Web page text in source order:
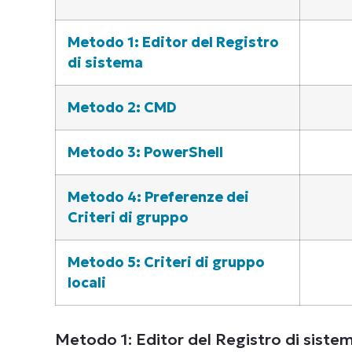
Metodo 1: Editor del Registro
di sistema
Metodo 2: CMD
Metodo 3: PowerShell
Metodo 4: Preferenze dei
Criteri di gruppo
Metodo 5: Criteri di gruppo
locali
Metodo 1: Editor del Registro di